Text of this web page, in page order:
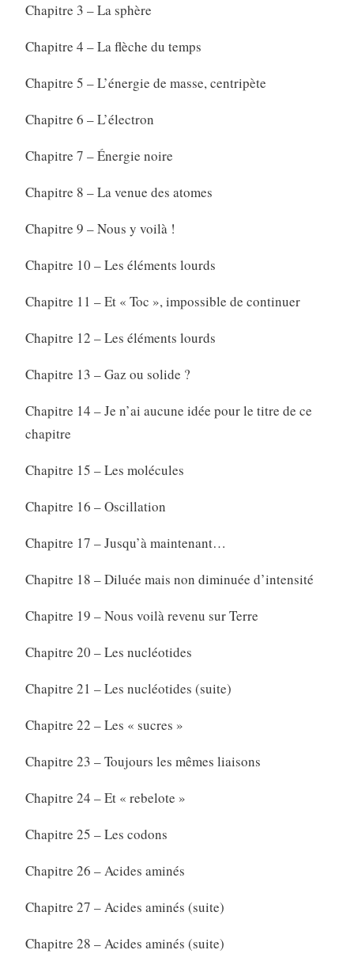
Chapitre 3 – La sphère
Chapitre 4 – La flèche du temps
Chapitre 5 – L’énergie de masse, centripète
Chapitre 6 – L’électron
Chapitre 7 – Énergie noire
Chapitre 8 – La venue des atomes
Chapitre 9 – Nous y voilà !
Chapitre 10 – Les éléments lourds
Chapitre 11 – Et « Toc », impossible de continuer
Chapitre 12 – Les éléments lourds
Chapitre 13 – Gaz ou solide ?
Chapitre 14 – Je n’ai aucune idée pour le titre de ce
chapitre
Chapitre 15 – Les molécules
Chapitre 16 – Oscillation
Chapitre 17 – Jusqu’à maintenant…
Chapitre 18 – Diluée mais non diminuée d’intensité
Chapitre 19 – Nous voilà revenu sur Terre
Chapitre 20 – Les nucléotides
Chapitre 21 – Les nucléotides (suite)
Chapitre 22 – Les « sucres »
Chapitre 23 – Toujours les mêmes liaisons
Chapitre 24 – Et « rebelote »
Chapitre 25 – Les codons
Chapitre 26 – Acides aminés
Chapitre 27 – Acides aminés (suite)
Chapitre 28 – Acides aminés (suite)